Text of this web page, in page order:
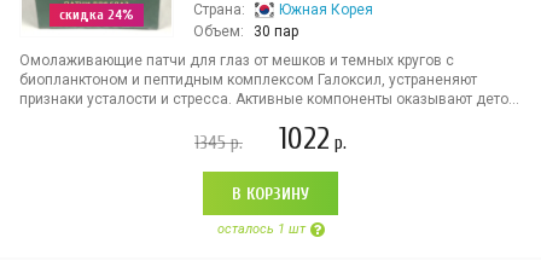
скидка 24%
Страна:
Южная Корея
Объем:
30 пар
Омолаживающие патчи для глаз от мешков и темных кругов с
биопланктоном и пептидным комплексом Галоксил, устраненяют
признаки усталости и стресса. Активные компоненты оказывают дето...
1345р. 1022 р.
В КОРЗИНУ
осталось 1 шт